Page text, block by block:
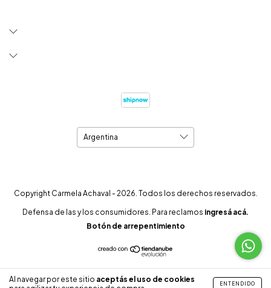
Al navegar por este sitio aceptás el uso de cookies
ENTENDIDO
Copyright Carmela Achaval - 2026. Todos los derechos reservados.
Defensa de las y los consumidores. Para reclamos ingresá acá.
Botón de arrepentimiento